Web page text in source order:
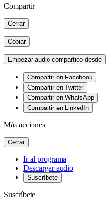
Compartir
Cerrar
Copiar
Empezar audio compartido desde
Compartir en Facebook
Compartir en Twitter
Compartir en WhatsApp
Compartir en LinkedIn
Más acciones
Cerrar
Ir al programa
Descargar audio
Suscríbete
Suscríbete